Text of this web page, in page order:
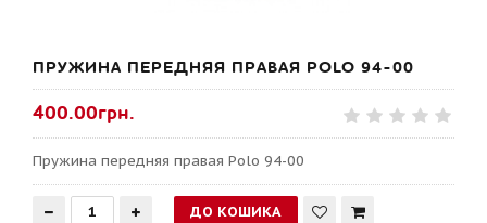
ПРУЖИНА ПЕРЕДНЯЯ ПРАВАЯ POLO 94-00
400.00грн.
Пружина передняя правая Polo 94-00